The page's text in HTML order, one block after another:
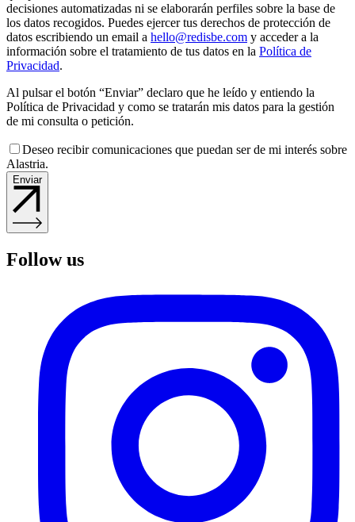
decisiones automatizadas ni se elaborarán perfiles sobre la base de
los datos recogidos. Puedes ejercer tus derechos de protección de
datos escribiendo un email a hello@redisbe.com y acceder a la
información sobre el tratamiento de tus datos en la Política de
Privacidad.
Al pulsar el botón “Enviar” declaro que he leído y entiendo la
Política de Privacidad y como se tratarán mis datos para la gestión
de mi consulta o petición.
Deseo recibir comunicaciones que puedan ser de mi interés sobre
Alastria.
Enviar
Follow us